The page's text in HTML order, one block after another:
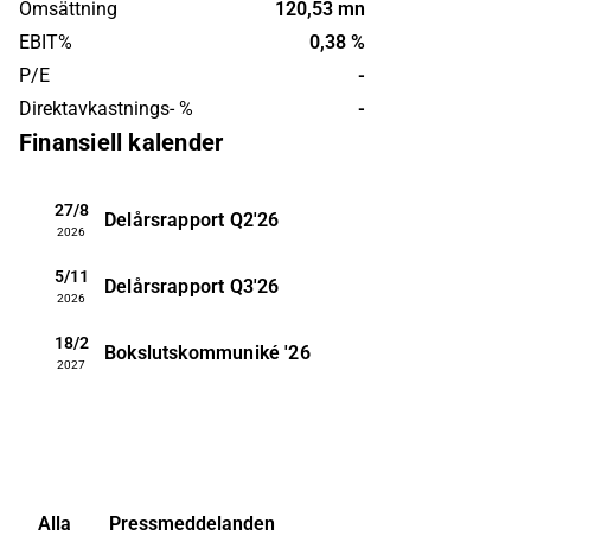
huvudkontor i Stockholm.
Omsättning
120,53 mn
EBIT%
0,38 %
P/E
-
Direktavkastnings- %
-
Finansiell kalender
27/8
2026
Delårsrapport Q2'26
5/11
2026
Delårsrapport Q3'26
18/2
2027
Bokslutskommuniké '26
Alla Pressmeddelanden